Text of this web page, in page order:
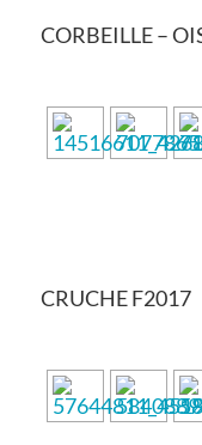
CORBEILLE –
CRUCHE F2017